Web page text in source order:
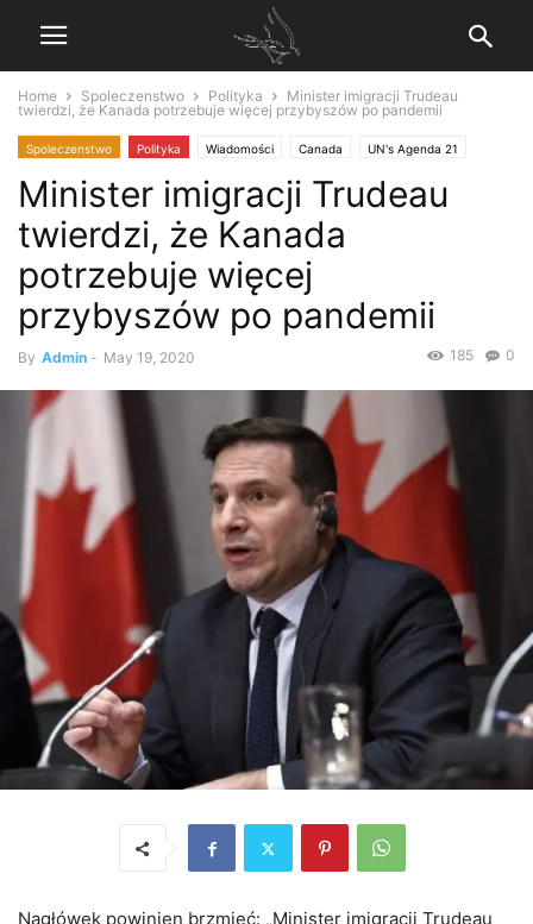
Home Spoleczenstwo Polityka
Minister imigracji Trudeau
twierdzi, że Kanada potrzebuje więcej przybyszów po pandemii
Spoleczenstwo Polityka Wiadomości Canada UN's Agenda 21
Minister imigracji Trudeau
twierdzi, że Kanada
potrzebuje więcej
przybyszów po pandemii
By Admin - May 19, 2020 0
185
Nagłówek powinien brzmieć: „Minister imigracji Trudeau